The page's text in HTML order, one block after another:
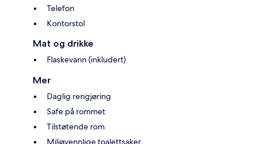
Telefon
Kontorstol
Mat og drikke
Flaskevann (inkludert)
Mer
Daglig rengjøring
Safe på rommet
Tilstøtende rom
Miljøvennlige toalettsaker